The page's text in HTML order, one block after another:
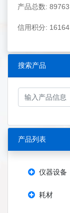
产品总数: 89763
信用积分: 16164
搜索产品
产品列表
仪器设备
耗材